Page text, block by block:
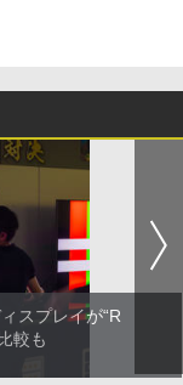
スプレイが“R
較も